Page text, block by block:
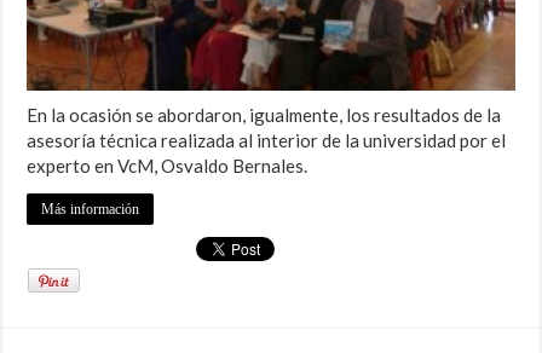
En la ocasión se abordaron, igualmente, los resultados de la
asesoría técnica realizada al interior de la universidad por el
experto en VcM, Osvaldo Bernales.
Más información